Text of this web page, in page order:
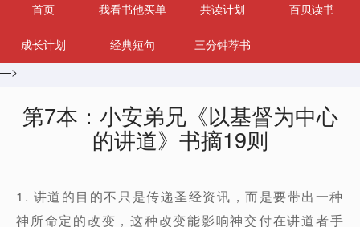
首页
我看书他买单 共读计划 百贝读书
成长计划 经典短句
三分钟荐书
—>
第7本：小安弟兄《以基督为中心
的讲道》书摘19则
1. 讲道的目的不只是传递圣经资讯，而是要带出一种
神所命定的改变，这种改变能影响神交付在讲道者手